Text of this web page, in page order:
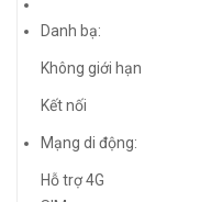
Danh bạ:
Không giới hạn
Kết nối
Mạng di động:
Hỗ trợ 4G